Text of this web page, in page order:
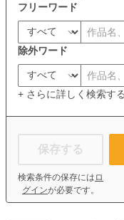
フリーワード
除外ワード
+ さらに詳しく検索する
保存する
検索条件の保存には ロ
グインが必要です。